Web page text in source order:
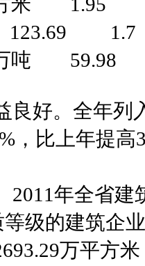
1.7
吨 59.98
良好。全年列
，比上年提
2011年全省
等级的建筑企
万平方